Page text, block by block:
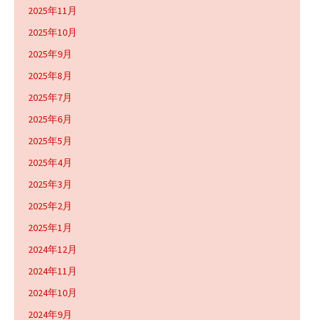
2025年11月
2025年10月
2025年9月
2025年8月
2025年7月
2025年6月
2025年5月
2025年4月
2025年3月
2025年2月
2025年1月
2024年12月
2024年11月
2024年10月
2024年9月